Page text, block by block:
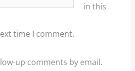
in this
time I comment.
up comments by email.